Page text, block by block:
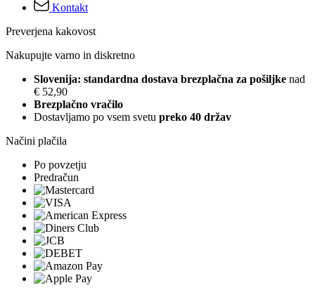
Kontakt
Preverjena kakovost
Nakupujte varno in diskretno
Slovenija: standardna dostava brezplačna za pošiljke nad
€ 52,90
Brezplačno vračilo
Dostavljamo po vsem svetu preko 40 držav
Načini plačila
Po povzetju
Predračun